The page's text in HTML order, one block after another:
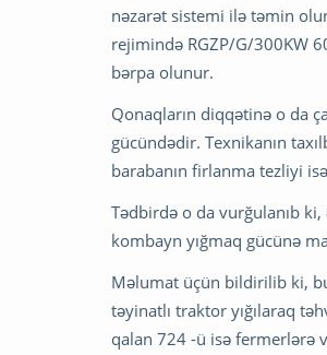
nəzarət sistemi ilə təmin
rejimində RGZP/G/300KW
bərpa olunur.
Qonaqların diqqətinə o da
gücündədir. Texnikanın
barabanın firlanma tezliyi
Tədbirdə o da vurğulanıb
kombayn yığmaq gücünə
Məlumat üçün bildirilib ki,
təyinatlı traktor yığılaraq
qalan 724 -ü isə fermerlərə